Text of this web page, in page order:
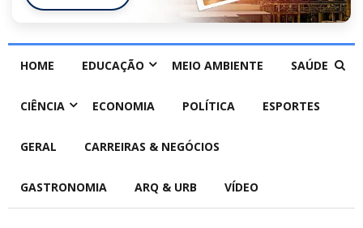
HOME EDUCAÇÃO MEIO AMBIENTE SAÚDE
CIÊNCIA ECONOMIA POLÍTICA ESPORTES
GERAL CARREIRAS & NEGÓCIOS
GASTRONOMIA ARQ & URB VÍDEO